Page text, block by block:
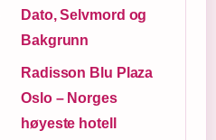
Dato, Selvmord og
Bakgrunn
Radisson Blu Plaza
Oslo – Norges
høyeste hotell